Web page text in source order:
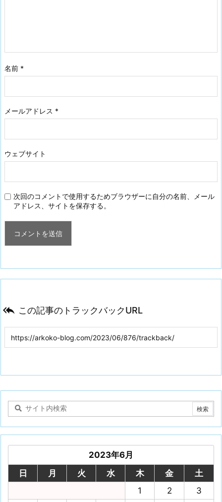
名前 *
メールアドレス *
ウェブサイト
次回のコメントで使用するためブラウザーに自分の名前、メール
アドレス、サイトを保存する。
 この記事のトラックバックURL
2023年6月
日
月 火 水 木 金
土
1
2
3